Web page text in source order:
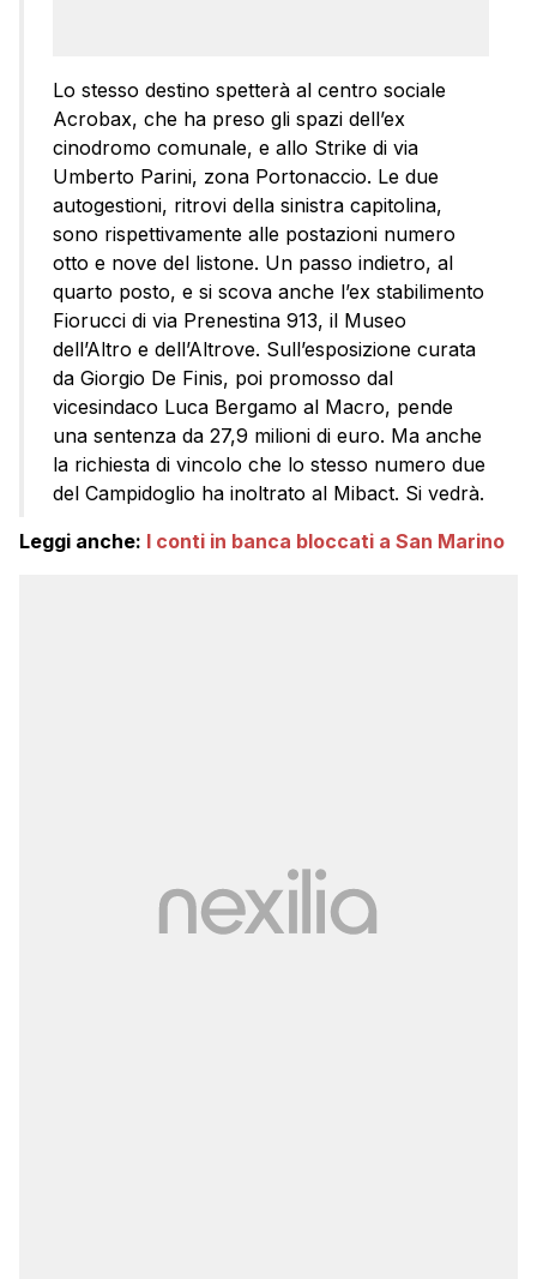
Lo stesso destino spetterà al centro sociale
Acrobax, che ha preso gli spazi dell’ex
cinodromo comunale, e allo Strike di via
Umberto Parini, zona Portonaccio. Le due
autogestioni, ritrovi della sinistra capitolina,
sono rispettivamente alle postazioni numero
otto e nove del listone. Un passo indietro, al
quarto posto, e si scova anche l’ex stabilimento
Fiorucci di via Prenestina 913, il Museo
dell’Altro e dell’Altrove. Sull’esposizione curata
da Giorgio De Finis, poi promosso dal
vicesindaco Luca Bergamo al Macro, pende
una sentenza da 27,9 milioni di euro. Ma anche
la richiesta di vincolo che lo stesso numero due
del Campidoglio ha inoltrato al Mibact. Si vedrà.
Leggi anche: I conti in banca bloccati a San Marino